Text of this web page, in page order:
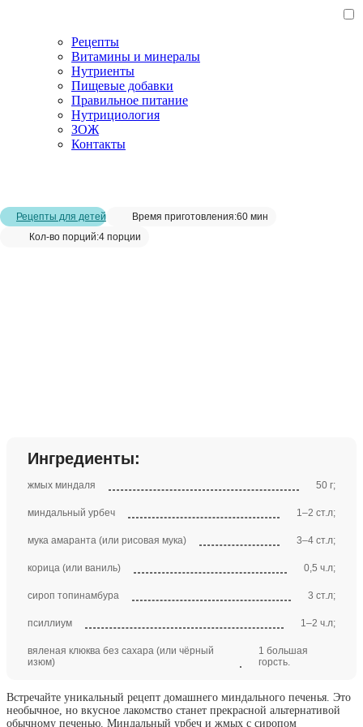
Рецепты
Витамины и минералы
Нутриенты
Пищевые добавки
Правильное питание
Нутрициология
ЗОЖ
Контакты
Рецепты для детей Время приготовления:60 мин
Кол-во порций:4 порции
Ингредиенты:
жмых миндаля 50 г;
миндальный урбеч 1–2 ст.л;
мука амаранта (или рисовая мука) 3–4 ст.л;
корица (или ваниль) 0,5 ч.л;
сироп топинамбура 3 ст.л;
псиллиум 1–2 ч.л;
вяленая клюква без сахара (или чёрный
изюм)
1 большая
горсть.
Встречайте уникальный рецепт домашнего миндального печенья. Это
необычное, но вкусное лакомство станет прекрасной альтернативой
обычному печенью. Миндальный урбеч и жмых с сиропом